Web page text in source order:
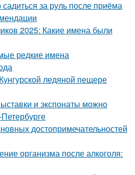
за руль после приёма
2025: Какие имена были
редкие имена
ледяной пещере
и экспонаты можно
достопримечательностей
организма после алкоголя: